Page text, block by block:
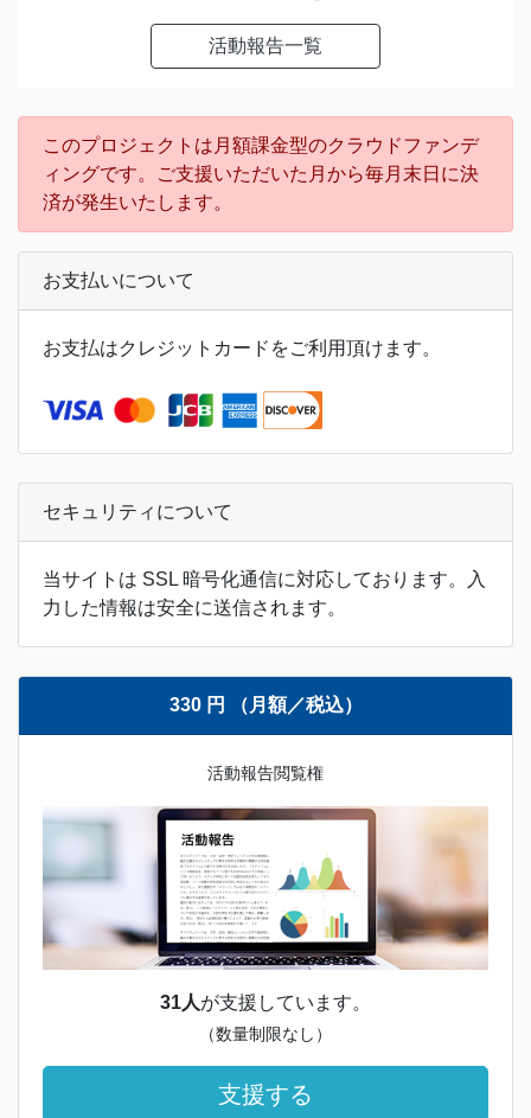
活動報告一覧
このプロジェクトは月額課金型のクラウドファンデ
ィングです。ご支援いただいた月から毎月末日に決
済が発生いたします。
お支払いについて
お支払はクレジットカードをご利用頂けます。
セキュリティについて
当サイトは SSL 暗号化通信に対応しております。入
力した情報は安全に送信されます。
330 円 （月額／税込）
活動報告閲覧権
31人が支援しています。
（数量制限なし）
支援する